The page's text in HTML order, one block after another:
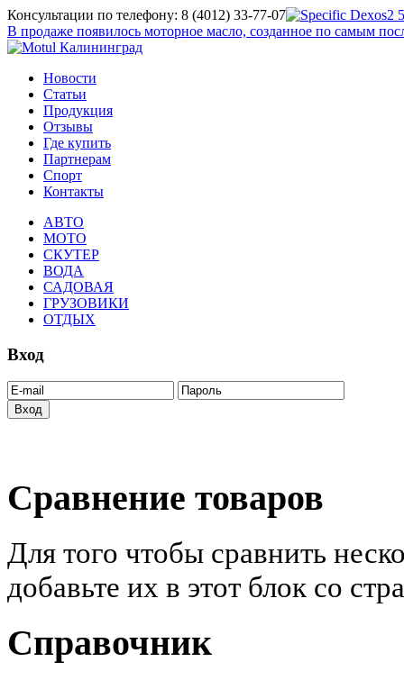
Консультации по телефону: 8 (4012) 33-77-07
В продаже появилось моторное масло, созданное по самым
Новости
Статьи
Продукция
Отзывы
Где купить
Партнерам
Спорт
Контакты
АВТО
МОТО
СКУТЕР
ВОДА
САДОВАЯ
ГРУЗОВИКИ
ОТДЫХ
Вход
Сравнение товаров
Для того чтобы сравнить
добавьте их в этот блок со
Справочник